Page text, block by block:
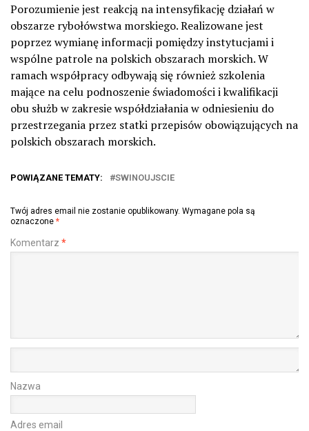
Porozumienie jest reakcją na intensyfikację działań w
obszarze rybołówstwa morskiego. Realizowane jest
poprzez wymianę informacji pomiędzy instytucjami i
wspólne patrole na polskich obszarach morskich. W
ramach współpracy odbywają się również szkolenia
mające na celu podnoszenie świadomości i kwalifikacji
obu służb w zakresie współdziałania w odniesieniu do
przestrzegania przez statki przepisów obowiązujących na
polskich obszarach morskich.
POWIĄZANE TEMATY: SWINOUJSCIE
Twój adres email nie zostanie opublikowany. Wymagane pola są
oznaczone *
Komentarz *
Nazwa
Adres email